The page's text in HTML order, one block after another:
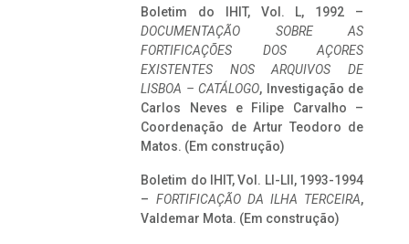
Boletim do IHIT, Vol. L, 1992 –
DOCUMENTAÇÃO SOBRE AS
FORTIFICAÇÕES DOS AÇORES
EXISTENTES NOS ARQUIVOS DE
LISBOA – CATÁLOGO, Investigação de
Carlos Neves e Filipe Carvalho –
Coordenação de Artur Teodoro de
Matos. (Em construção)
Boletim do IHIT, Vol. LI-LII, 1993-1994
– FORTIFICAÇÃO DA ILHA TERCEIRA,
Valdemar Mota. (Em construção)